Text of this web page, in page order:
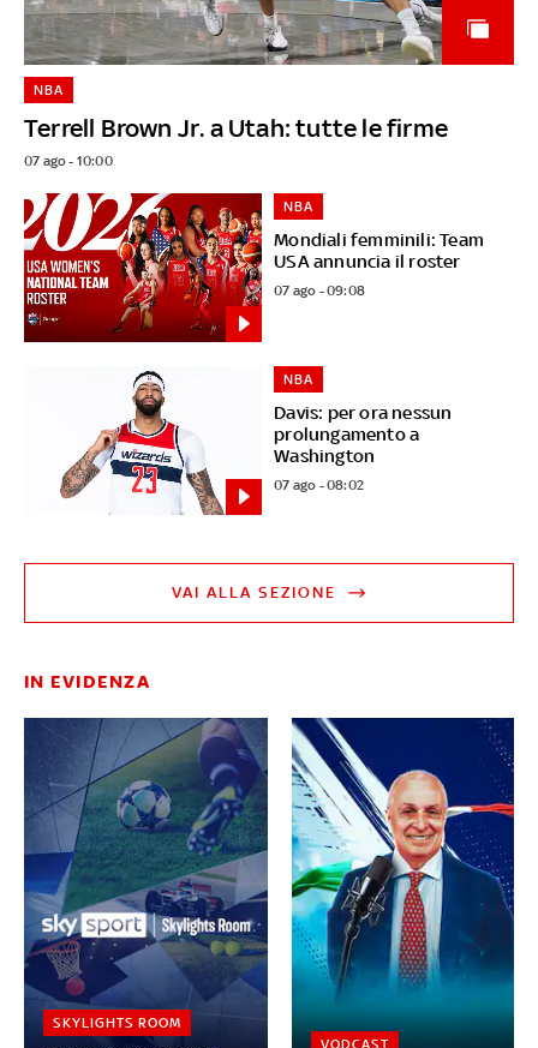
Terrell Brown Jr. a Utah: tutte le firme
NBA
07 ago - 10:00
Mondiali femminili: Team
USA annuncia il roster
NBA
07 ago - 09:08
Davis: per ora nessun
prolungamento a
Washington
NBA
07 ago - 08:02
VAI ALLA SEZIONE
IN EVIDENZA
SKYLIGHTS ROOM
VODCAST